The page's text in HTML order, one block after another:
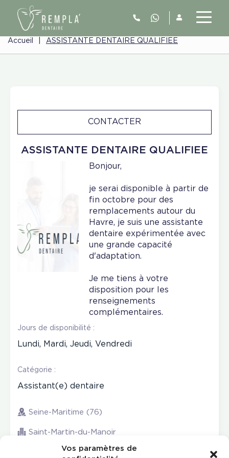
Vos paramètres de
Accueil ASSISTANTE DENTAIRE QUALIFIEE
ASSISTANTE DENTAIRE QUALIFIEE
CONTACTER
Bonjour,
je serai disponible à partir de
fin octobre pour des
remplacements autour du
Havre, je suis une assistante
dentaire expérimentée avec
une grande capacité
d'adaptation.
Je me tiens à votre
disposition pour les
renseignements
complémentaires.
Jours de disponibilité :
Lundi, Mardi, Jeudi, Vendredi
Catégorie :
Assistant(e) dentaire
Seine-Maritime (76)
Saint-Martin-du-Manoir